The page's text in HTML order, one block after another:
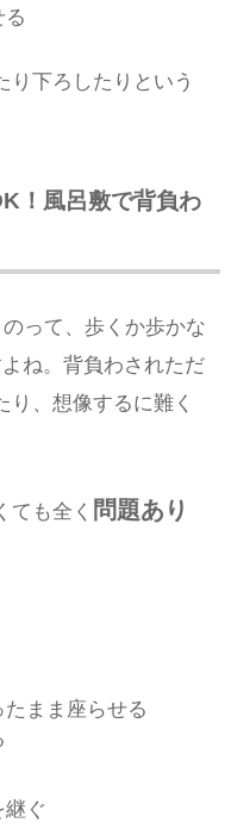
り下ろしたりという
！風呂敷で背負わ
って、歩くか歩かな
ね。背負わされただ
り、想像するに難く
ても全く 問題あり
まま座らせる
ぐ